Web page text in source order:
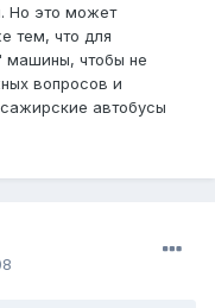
Но это может
тем, что для
машины, чтобы не
вопросов и
автобусы